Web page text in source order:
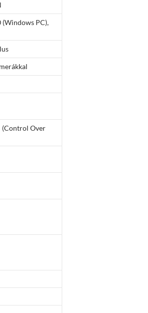
PC),
(Control Over